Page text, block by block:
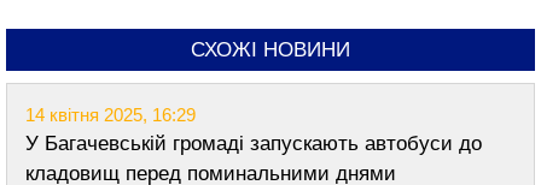
СХОЖІ НОВИНИ
14 квітня 2025, 16:29
У Багачевській громаді запускають автобуси до
кладовищ перед поминальними днями